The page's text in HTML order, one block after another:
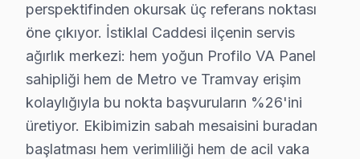
Beyoğlu Mahallelerinde Profilo Servis: Kuşak
Beyoğlu, İstanbul’un dinamik ve kozmopolit bir ilçesi
Örneğin, Beyoğlu’nda yaşayan yaşlı bireyler,
Beyoğlu’nun coğrafi konumu, ulaşım ağıyla birlikte
Özetle, Beyoğlu’ndaki kuşaklar arasındaki set
perspektifinden okursak üç referans noktası
öne çıkıyor. İstiklal Caddesi ilçenin servis
ağırlık merkezi: hem yoğun Profilo VA Panel
sahipliği hem de Metro ve Tramvay erişim
kolaylığıyla bu nokta başvuruların %26'ini
üretiyor. Ekibimizin sabah mesaisini buradan
başlatması hem verimliliği hem de acil vaka